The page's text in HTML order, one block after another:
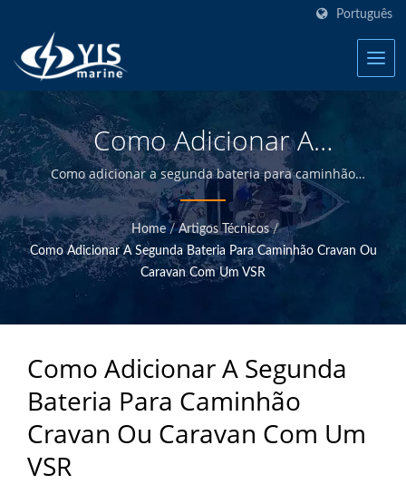
Português
Como Adicionar A
Segunda Bateria Para
Cravan Ou Caravan Truck
Com Um VSR | Painéis De
Interruptores Marítimos,
Fusíveis, Fabricante De
Disjuntores | YIS Marine
Como adicionar a segunda bateria para caminhão
Cravan ou Caravan com um VSR | YIS Marine é um
fabricante profissional dedicado a fornecer produtos
elétricos e eletrônicos marítimos de alta qualidade. Ao
projetar e fabricar internamente e ter controle de
qualidade na sede de Taiwan, somos capazes de
preços competitivos.
Home / Artigos Técnicos /
Como Adicionar A Segunda Bateria Para Caminhão Cravan Ou
Caravan Com Um VSR
Como Adicionar A Segunda
Bateria Para Caminhão
Cravan Ou Caravan Com Um
VSR